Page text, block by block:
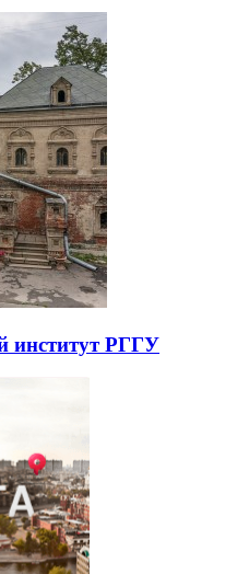
институт РГГУ